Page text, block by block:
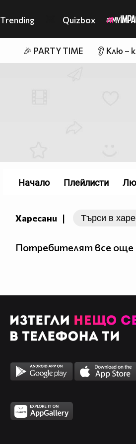
Trending Quizbox
🎉 PARTY TIME 👂 Клю –
Харесани |
Потребителят все още
Начало Плейлисти